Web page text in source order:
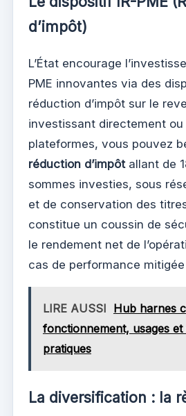
d’impôt)
L’État encourage
PME innovantes via des
réduction d’impôt sur le
investissant directement
plateformes, vous pouvez
réduction d’impôtallant de
sommes investies, sous
et de conservation des
constitue un coussin de
le rendement net de
cas de performance
LIRE AUSSI Hub harnes
fonctionnement, usages et
pratiques
La diversification : la